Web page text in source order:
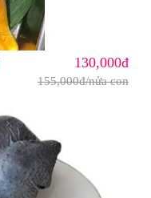
130,000đ
155,000đ/nửa con